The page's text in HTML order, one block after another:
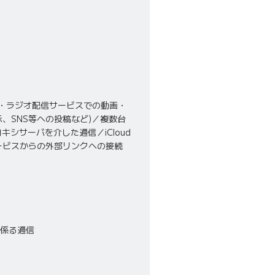
ジオ配信サービスでの動画・
SNS等への投稿など)／複数台
シサーバを介した通信／iCloud
スからの外部リンクへの接続
る通信